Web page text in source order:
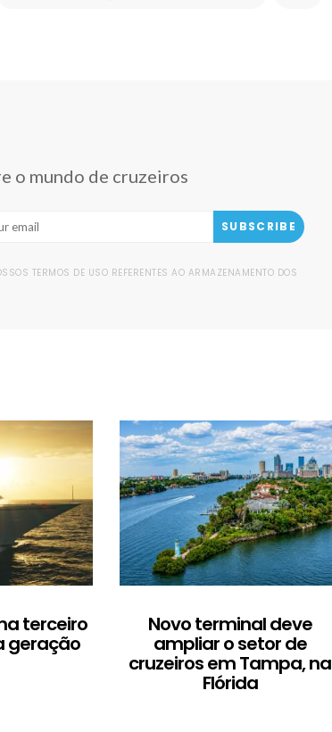
o mundo de cruzeiros
SUBSCRIBE
TERMOS DE USO REFERENTES AO ARMAZENAMENTO DOS
terceiro
geração
Novo terminal deve
ampliar o setor de
cruzeiros em Tampa, na
Flórida